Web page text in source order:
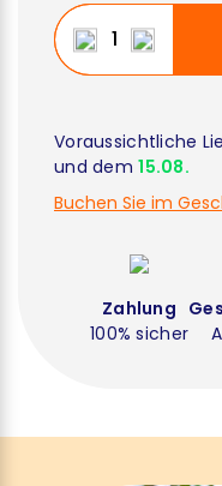
Voraussichtliche
und dem15.08.
Buchen Sie im
Zahlung
100% sicher